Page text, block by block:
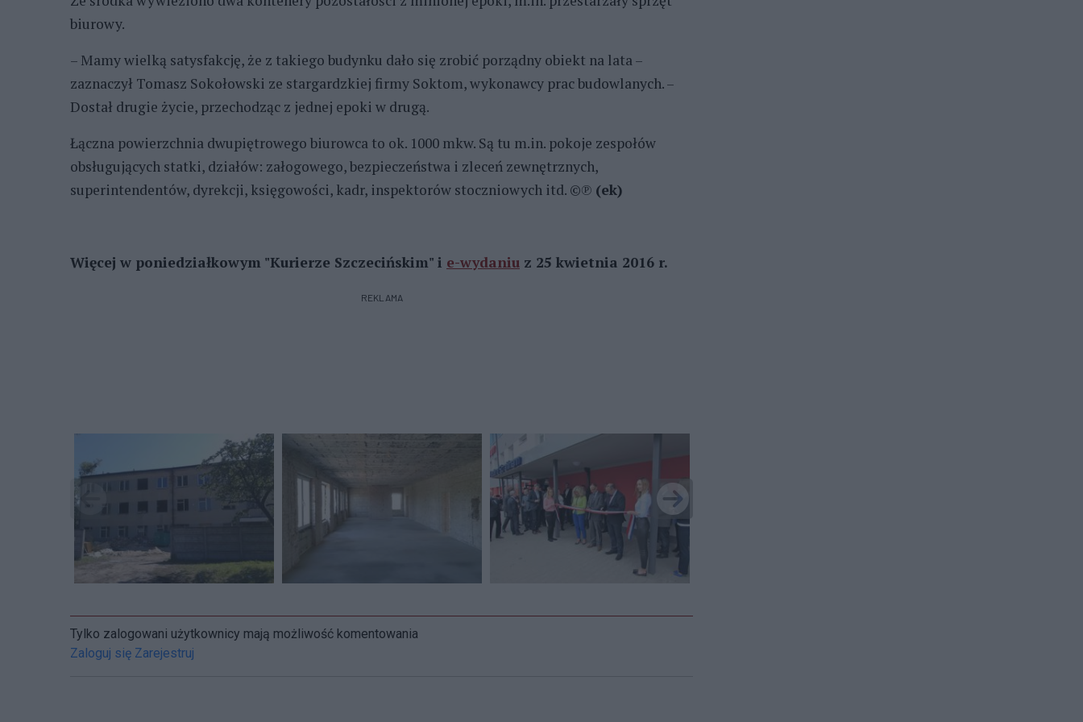
biurowy.
– Mamy wielką satysfakcję, że z takiego budynku dało się zrobić porządny obiekt na lata –
zaznaczył Tomasz Sokołowski ze stargardzkiej firmy Soktom, wykonawcy prac budowlanych. –
Dostał drugie życie, przechodząc z jednej epoki w drugą.
Łączna powierzchnia dwupiętrowego biurowca to ok. 1000 mkw. Są tu m.in. pokoje zespołów
obsługujących statki, działów: załogowego, bezpieczeństwa i zleceń zewnętrznych,
superintendentów, dyrekcji, księgowości, kadr, inspektorów stoczniowych itd. ©℗ (ek)
Więcej w poniedziałkowym "Kurierze Szczecińskim" i e-wydaniu z 25 kwietnia 2016 r.
REKLAMA
Tylko zalogowani użytkownicy mają możliwość komentowania
Zaloguj się Zarejestruj